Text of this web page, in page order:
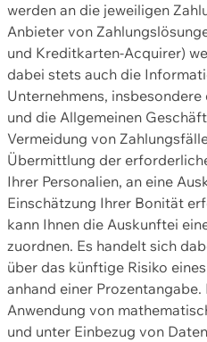
werden an die jeweiligen
Anbieter von
und Kreditkarten-Acquirer)
dabei stets auch die
Unternehmens,
und die Allgemeinen
Vermeidung von
Übermittlung der
Ihrer Personalien, an eine
Einschätzung Ihrer Bonität
kann Ihnen die Auskunftei
zuordnen. Es handelt sich
über das künftige Risiko
anhand einer
Anwendung von
und unter Einbezug von